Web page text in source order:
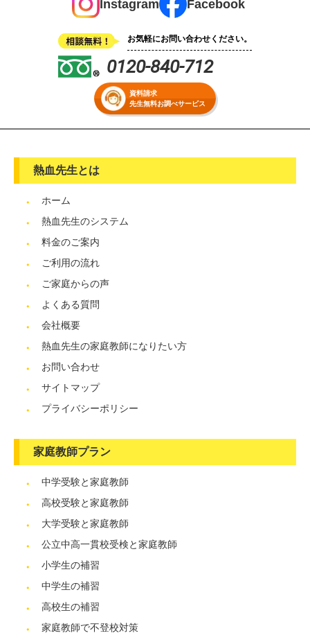
Instagram Facebook
お気軽にお問い合わせください。
0120-840-712
資料請求
先生無料お調べサービス
熱血先生とは
ホーム
熱血先生のシステム
料金のご案内
ご利用の流れ
ご家庭からの声
よくある質問
会社概要
熱血先生の家庭教師になりたい方
お問い合わせ
サイトマップ
プライバシーポリシー
家庭教師プラン
中学受験と家庭教師
高校受験と家庭教師
大学受験と家庭教師
公立中高一貫校受検と家庭教師
小学生の補習
中学生の補習
高校生の補習
家庭教師で不登校対策